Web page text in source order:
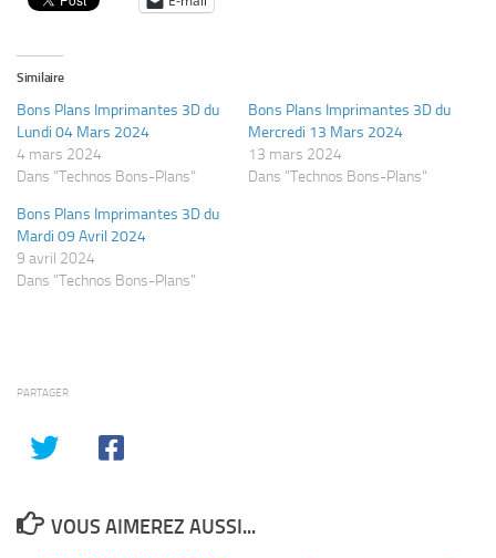
Similaire
Bons Plans Imprimantes 3D du
Lundi 04 Mars 2024
4 mars 2024
Dans "Technos Bons-Plans"
Bons Plans Imprimantes 3D du
Mercredi 13 Mars 2024
13 mars 2024
Dans "Technos Bons-Plans"
Bons Plans Imprimantes 3D du
Mardi 09 Avril 2024
9 avril 2024
Dans "Technos Bons-Plans"
PARTAGER
VOUS AIMEREZ AUSSI...